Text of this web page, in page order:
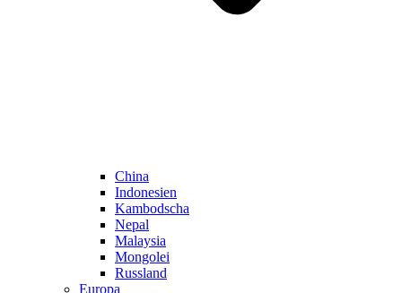
China
Indonesien
Kambodscha
Nepal
Malaysia
Mongolei
Russland
Europa